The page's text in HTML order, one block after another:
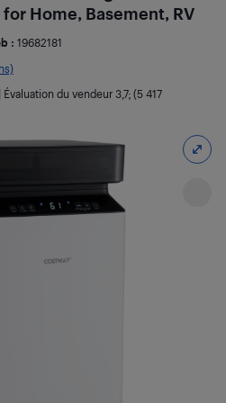
Home, Basement, RV
: 19682181
Évaluation du vendeur 3,7; (5 417